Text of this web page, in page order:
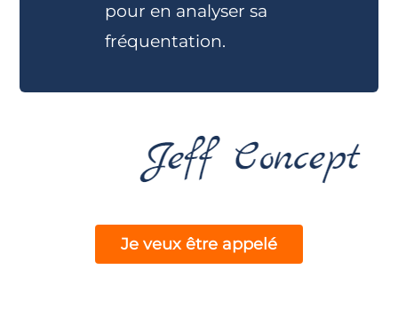
pour en analyser sa
fréquentation.
Je veux être appelé